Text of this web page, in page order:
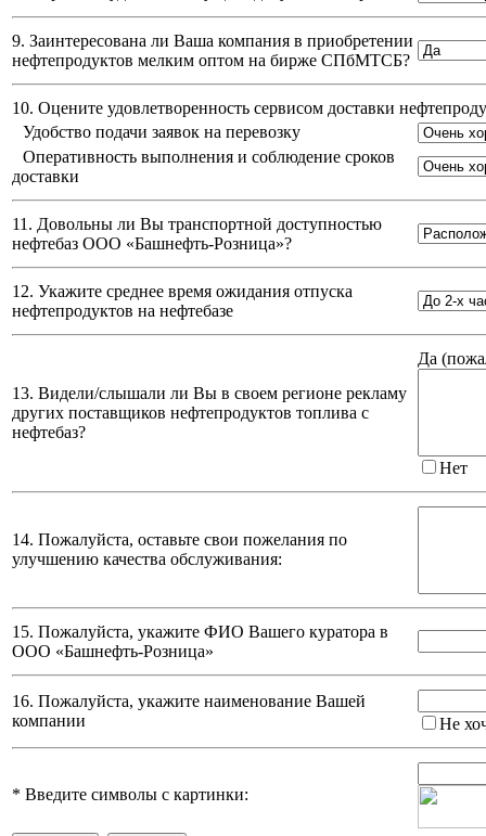
9. Заинтересована ли Ваша компания в приобретении
нефтепродуктов мелким оптом на бирже СПбМТСБ?
10. Оцените удовлетворенность сервисом доставки
Удобство подачи заявок на перевозку
Оперативность выполнения и соблюдение сроков
доставки
11. Довольны ли Вы транспортной доступностью
нефтебаз ООО «Башнефть-Розница»?
12. Укажите среднее время ожидания отпуска
нефтепродуктов на нефтебазе
13. Видели/слышали ли Вы в своем регионе рекламу
других поставщиков нефтепродуктов топлива с
нефтебаз?
Да (
Нет
14. Пожалуйста, оставьте свои пожелания по
улучшению качества обслуживания:
15. Пожалуйста, укажите ФИО Вашего куратора в
ООО «Башнефть-Розница»
16. Пожалуйста, укажите наименование Вашей
компании
Не
* Введите символы с картинки: